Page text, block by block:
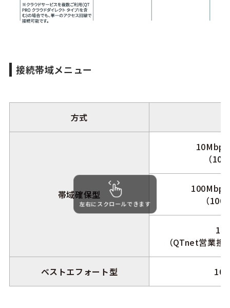
接続帯域メニュー
方式
帯域確保型
（
（
（QTnet営業
ベストエフォート型
左右にスクロールできます